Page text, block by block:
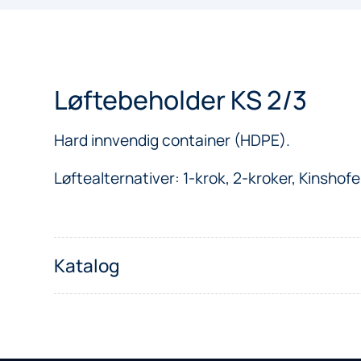
Løftebeholder KS 2/3
Hard innvendig container (HDPE).
Løftealternativer: 1-krok, 2-kroker,
Katalog